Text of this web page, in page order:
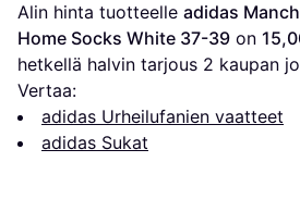
Alin hinta tuotteelle adidas
Home Socks White 37-39 on
hetkellä halvin tarjous 2 kaupan
Vertaa:
adidas Urheilufanien vaatteet
adidas Sukat